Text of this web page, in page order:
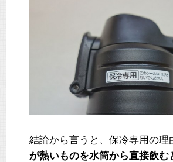
結論から言うと、保冷専用の理
が熱いものを水筒から直接飲む